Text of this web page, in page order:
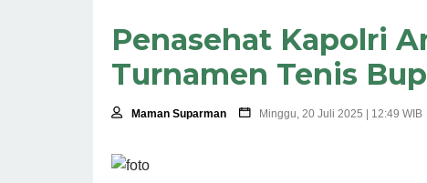
Penasehat Kapolri
Turnamen Tenis
Maman Suparman Minggu, 20 Juli 2025 | 12:49 WIB